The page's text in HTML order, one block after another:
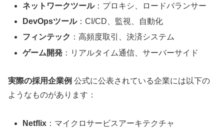
ネットワークツール：プロキシ、ロードバランサー
DevOpsツール：CI/CD、監視、自動化
フィンテック ：高頻度取引、決済システム
ゲーム開発 ：リアルタイム通信、サーバーサイド
実際の採用企業例 公式に公表されている企業には以下の
ようなものがあります：
Netflix ：マイクロサービスアーキテクチャ